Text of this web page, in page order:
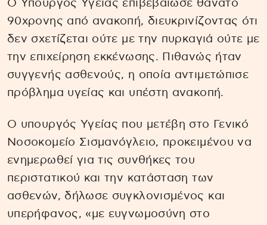
Ο Υπουργός Υγείας επιβεβαίωσε θάνατο
90χρονης από ανακοπή, διευκρινίζοντας ότι
δεν σχετίζεται ούτε με την πυρκαγιά ούτε με
την επιχείρηση εκκένωσης. Πιθανώς ήταν
συγγενής ασθενούς, η οποία αντιμετώπισε
πρόβλημα υγείας και υπέστη ανακοπή.
Ο υπουργός Υγείας που μετέβη στο Γενικό
Νοσοκομείο Σισμανόγλειο, προκειμένου να
ενημερωθεί για τις συνθήκες του
περιστατικού και την κατάσταση των
ασθενών, δήλωσε συγκλονισμένος και
υπερήφανος, «με ευγνωμοσύνη στο